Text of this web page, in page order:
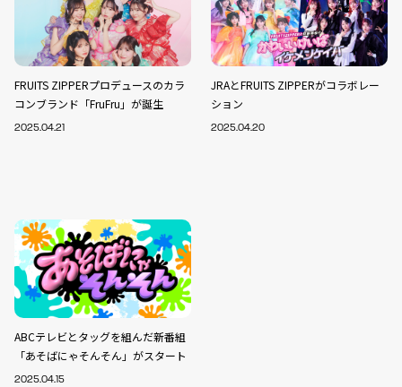
FRUITS ZIPPERプロデュースのカラ
コンブランド「FruFru」が誕生
2025.04.21
JRAとFRUITS ZIPPERがコラボレー
ション
2025.04.20
ABCテレビとタッグを組んだ新番組
「あそばにゃそんそん」がスタート
2025.04.15